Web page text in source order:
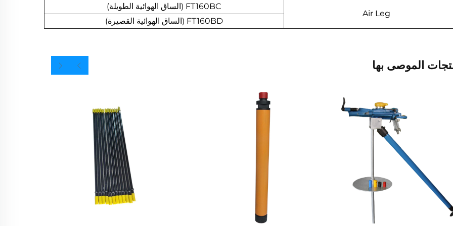
Air Leg
FT160BC (الساق الهوائية الطويلة)
FT160BD (الساق الهوائية القصيرة)
الموصى بها